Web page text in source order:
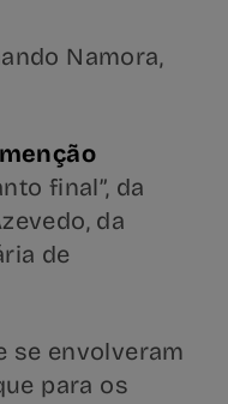
Namora,
menção
final”, da
da
de
se envolveram
para os